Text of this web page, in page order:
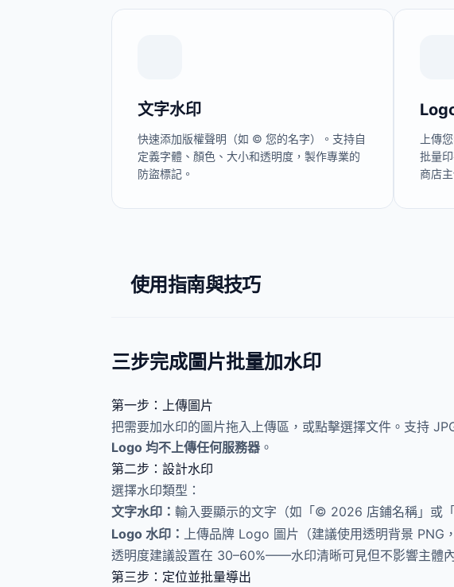
文字水印
快速添加版權聲明（如 © 您的名字）。支持自
定義字體、顏色、大小和透明度，製作專業的
防盜標記。
上傳
批量
商店主
使用指南與技巧
三步完成圖片批量加水印
第一步：上傳圖片
把需要加水印的圖片拖入上傳區，或點擊選擇文件。支持
Logo 均不上傳任何服務器 。
第二步：設計水印
選擇水印類型：
文字水印： 輸入要顯示的文字（如「© 2026 店鋪名稱」或
Logo 水印： 上傳品牌 Logo 圖片（建議使用透明背景 PNG
透明度建議設置在 30–60%——水印清晰可見但不影響主體
第三步：定位並批量導出